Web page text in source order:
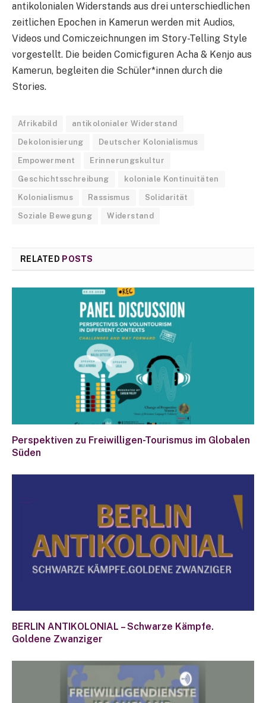
antikolonialen Widerstands aus drei unterschiedlichen
zeitlichen Epochen in Kamerun werden mit Audios,
Videos und Comiczeichnungen im Story-Telling Style
vorgestellt. Die beiden Comicfiguren Acha & Kenjo aus
Kamerun, begleiten die Schüler*innen durch die
Stories.
Afrikabild antikolonialer Widerstand
Dekolonisierung Deutscher Kolonialismus
Empowerment Erinnerungskultur
Geschichtsschreibung koloniale Kontinuitäten
Kolonialismus Rassismus Solidarität
Soziale Bewegung Widerstand
RELATED POSTS
Perspektiven zu Freiwilligen-Tourismus im Globalen
Süden
BERLIN ANTIKOLONIAL – Schwarze Kämpfe.
Goldene Zwanziger